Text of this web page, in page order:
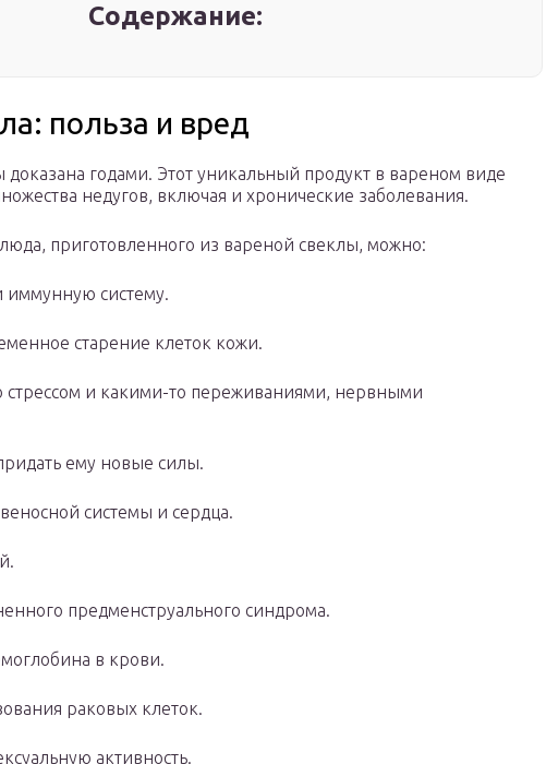
Содержание:
польза и вред
доказана годами. Этот уникальный продукт в вареном виде
недугов, включая и хронические заболевания.
приготовленного из вареной свеклы, можно:
иммунную систему.
старение клеток кожи.
стрессом и какими-то переживаниями, нервными
ему новые силы.
системы и сердца.
предменструального синдрома.
в крови.
раковых клеток.
активность.